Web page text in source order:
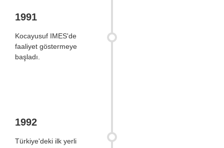
1991
Kocayusuf IMES'de
faaliyet göstermeye
başladı.
1992
Türkiye'deki ilk yerli